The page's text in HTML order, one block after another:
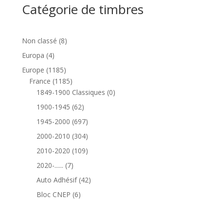
Catégorie de timbres
Non classé 88
Europa 44
produits
Europe 11851185
produits
France 11851185
produits
1849-1900 Classiques 00
1900-1945 6262
produits
1945-2000 697697
produits
2000-2010 304304
produits
2010-2020 109109
2020-...... 77
produits
Auto Adhésif 4242
Bloc CNEP 66